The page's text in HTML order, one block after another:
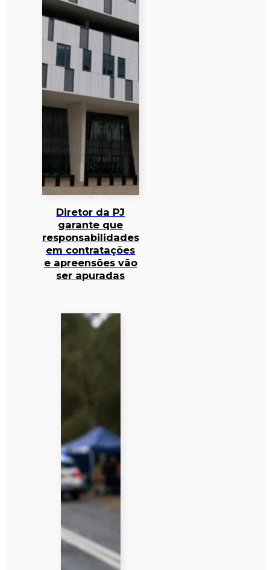
Diretor da PJ
garante que
responsabilidades
em contratações
e apreensões vão
ser apuradas